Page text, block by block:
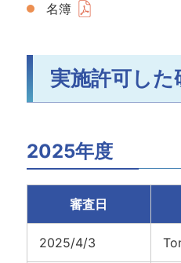
名簿
実施許可した
2025年度
審査日
2025/4/3